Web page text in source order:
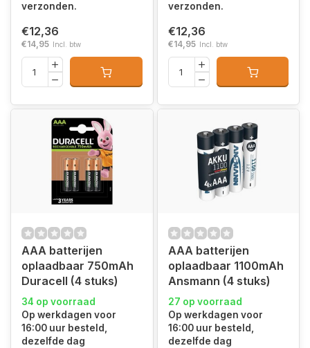
verzonden.
€12,36
€14,95 Incl. btw
verzonden.
€12,36
€14,95 Incl. btw
AAA batterijen
oplaadbaar 750mAh
Duracell (4 stuks)
34 op voorraad
Op werkdagen voor
16:00 uur besteld,
dezelfde dag
AAA batterijen
oplaadbaar 1100mAh
Ansmann (4 stuks)
27 op voorraad
Op werkdagen voor
16:00 uur besteld,
dezelfde dag